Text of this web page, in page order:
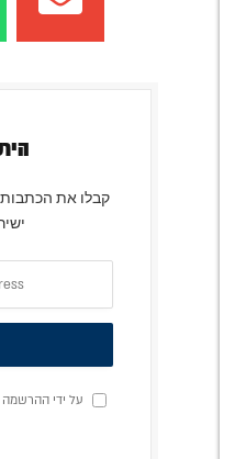
קבלו את
על ידי ההרשמה